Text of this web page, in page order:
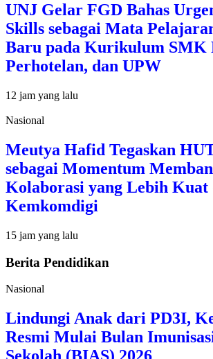
UNJ Gelar FGD Bahas
Skills sebagai Mata
Baru pada Kurikulum SMK
Perhotelan, dan UPW
12 jam yang lalu
Nasional
Meutya Hafid Tegaskan
sebagai Momentum
Kolaborasi yang Lebih Kuat
Kemkomdigi
15 jam yang lalu
Berita Pendidikan
Nasional
Lindungi Anak dari PD3I,
Resmi Mulai Bulan